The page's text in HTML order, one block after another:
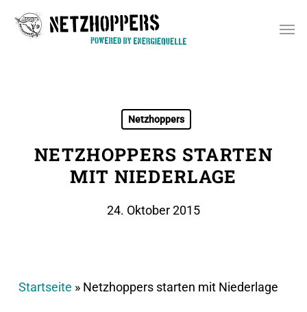
Netzhoppers
NETZHOPPERS STARTEN
MIT NIEDERLAGE
24. Oktober 2015
Startseite » Netzhoppers starten mit Niederlage